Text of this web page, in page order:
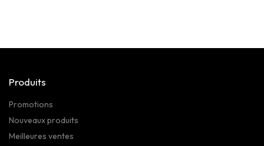
Produits
Promotions
Nouveaux produits
Meilleures ventes